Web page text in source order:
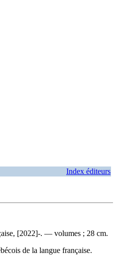
Index éditeurs
[2022]-. — volumes ; 28 cm.
de la langue française.